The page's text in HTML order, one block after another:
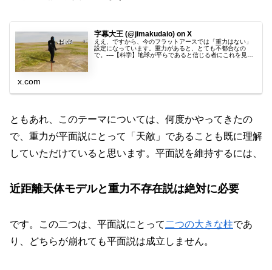
字幕大王 (@jimakudaio) on X
ええ、ですから、今のフラットアースでは「重力はない」
設定になっています。重力があると、とても不都合なの
で。----【科学】地球が平らであると信じる者にこれを見せ
x.com
ともあれ、このテーマについては、何度かやってきたの
で、重力が平面説にとって「天敵」であることも既に理解
していただけていると思います。平面説を維持するには、
近距離天体モデルと重力不存在説は絶対に必要
です。この二つは、平面説にとって 二つの大きな柱であ
り、どちらが崩れても平面説は成立しません。